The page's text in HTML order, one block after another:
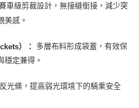
車級剪裁設計，無接縫銜接，減少突
美感。
）：
多層布料形成袋蓋，有效保
穩定兼得。
光條，提高弱光環境下的騎乘安全